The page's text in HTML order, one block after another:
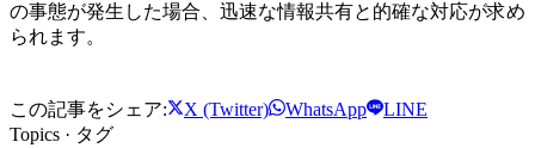
の事態が発生した場合、迅速な情報共有と的確な対応が求め
られます。
この記事をシェア: X (Twitter) WhatsApp
LINE
Topics · タグ